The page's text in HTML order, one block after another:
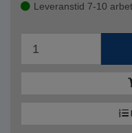
Leveranstid 7-10